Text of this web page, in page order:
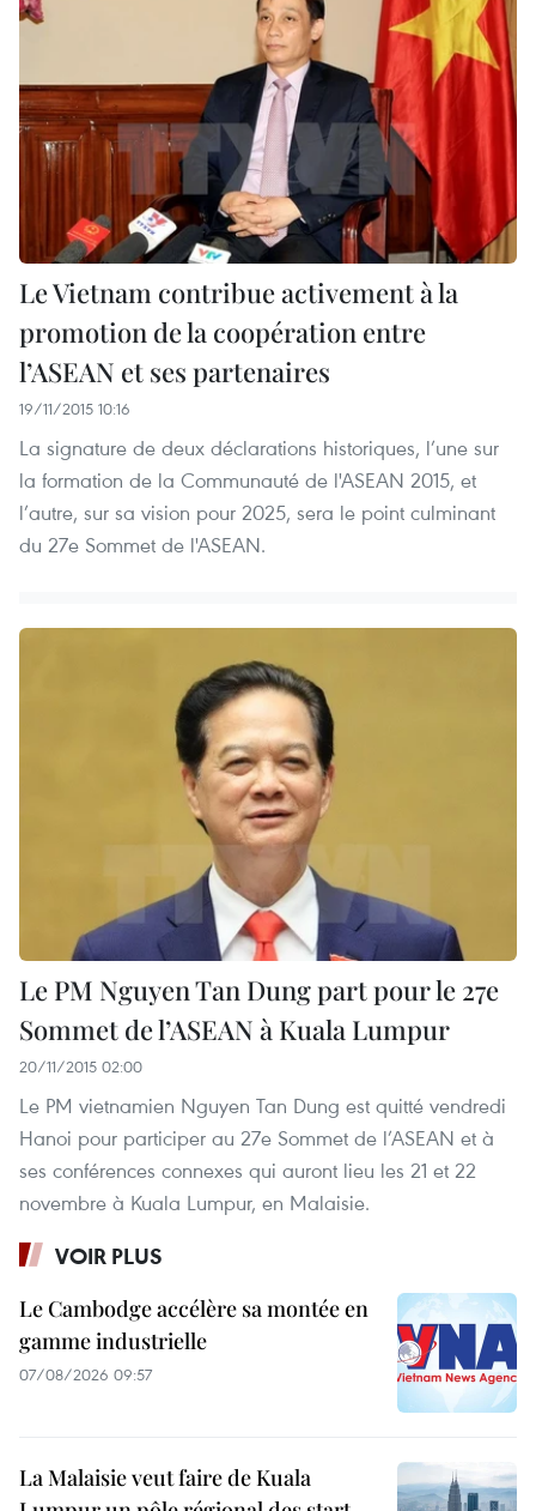
Le Vietnam contribue activement à la
promotion de la coopération entre
l’ASEAN et ses partenaires
19/11/2015 10:16
La signature de deux déclarations historiques, l’une sur
la formation de la Communauté de l'ASEAN 2015, et
l’autre, sur sa vision pour 2025, sera le point culminant
du 27e Sommet de l'ASEAN.
Le PM Nguyen Tan Dung part pour le 27e
Sommet de l’ASEAN à Kuala Lumpur
20/11/2015 02:00
Le PM vietnamien Nguyen Tan Dung est quitté vendredi
Hanoi pour participer au 27e Sommet de l’ASEAN et à
ses conférences connexes qui auront lieu les 21 et 22
novembre à Kuala Lumpur, en Malaisie.
VOIR PLUS
Le Cambodge accélère sa montée en
gamme industrielle
07/08/2026 09:57
La Malaisie veut faire de Kuala